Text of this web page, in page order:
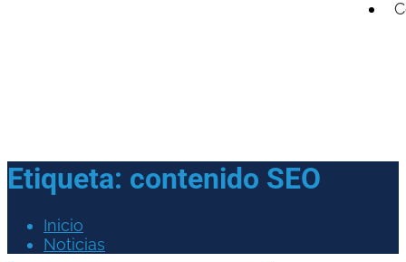
Etiqueta: contenido SEO
Inicio
Noticias